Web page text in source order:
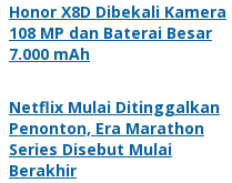
Honor X8D Dibekali Kamera
108 MP dan Baterai Besar
7.000 mAh
Netflix Mulai Ditinggalkan
Penonton, Era Marathon
Series Disebut Mulai
Berakhir